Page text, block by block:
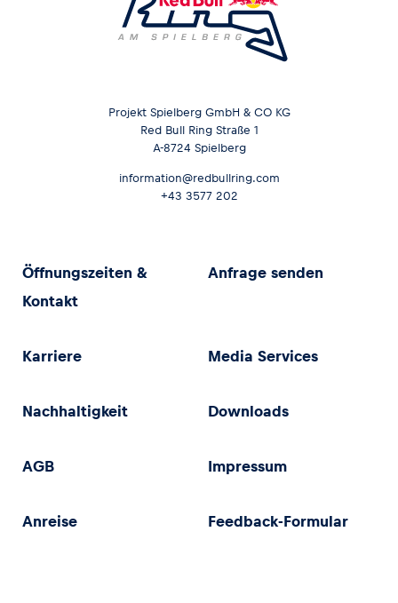
Projekt Spielberg GmbH & CO KG
Red Bull Ring Straße 1
A-8724 Spielberg
information@redbullring.com
+43 3577 202
Öffnungszeiten &
Kontakt
Anfrage senden
Karriere Media Services
Nachhaltigkeit Downloads
AGB Impressum
Anreise Feedback-Formular